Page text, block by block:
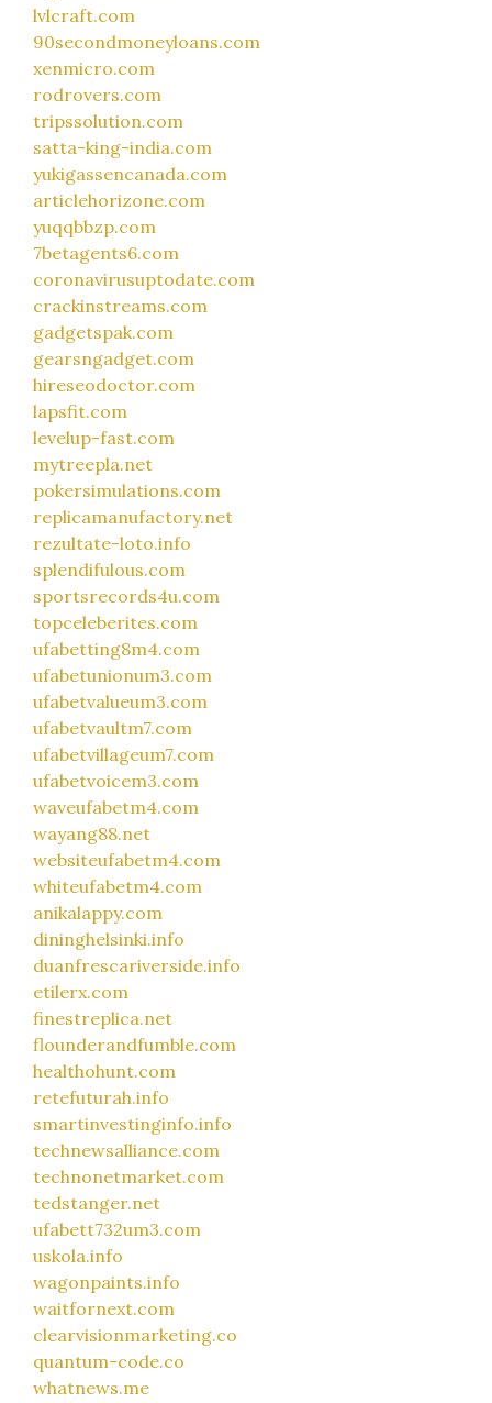
lvlcraft.com
90secondmoneyloans.com
xenmicro.com
rodrovers.com
tripssolution.com
satta-king-india.com
yukigassencanada.com
articlehorizone.com
yuqqbbzp.com
7betagents6.com
coronavirusuptodate.com
crackinstreams.com
gadgetspak.com
gearsngadget.com
hireseodoctor.com
lapsfit.com
levelup-fast.com
mytreepla.net
pokersimulations.com
replicamanufactory.net
rezultate-loto.info
splendifulous.com
sportsrecords4u.com
topceleberites.com
ufabetting8m4.com
ufabetunionum3.com
ufabetvalueum3.com
ufabetvaultm7.com
ufabetvillageum7.com
ufabetvoicem3.com
waveufabetm4.com
wayang88.net
websiteufabetm4.com
whiteufabetm4.com
anikalappy.com
dininghelsinki.info
duanfrescariverside.info
etilerx.com
finestreplica.net
flounderandfumble.com
healthohunt.com
retefuturah.info
smartinvestinginfo.info
technewsalliance.com
technonetmarket.com
tedstanger.net
ufabett732um3.com
uskola.info
wagonpaints.info
waitfornext.com
clearvisionmarketing.co
quantum-code.co
whatnews.me